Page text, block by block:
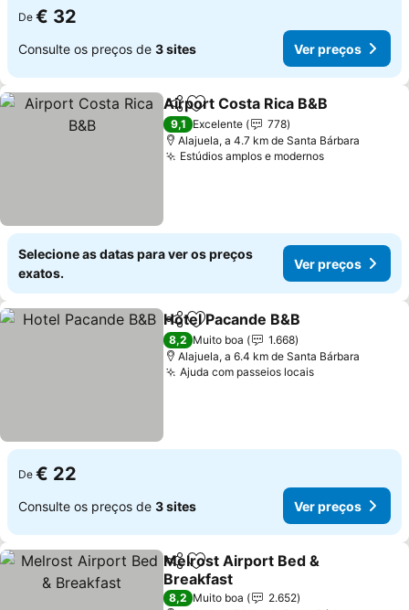
De € 32
Consulte os preços de 3 sites Ver preços
PartilharAdicionar aos favoritos
Airport Costa Rica B&B
9,1 Excelente
778
Alajuela, a 4.7 km de Santa Bárbara
Estúdios amplos e modernosVer preços
Selecione as datas para ver os preços
exatos.
Ver preços
PartilharAdicionar aos favoritos
Hotel Pacande B&B
8,2 Muito boa
1.668
Alajuela, a 6.4 km de Santa Bárbara
Ajuda com passeios locaisVer preços
De € 22
Consulte os preços de 3 sites Ver preços
PartilharAdicionar aos favoritos
Melrost Airport Bed &
Breakfast
Ver preços
8,2 Muito boa
2.652